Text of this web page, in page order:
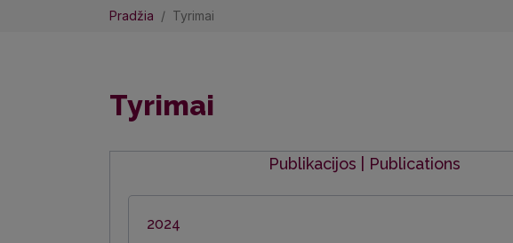
Pradžia Tyrimai
Tyrimai
Publikacijos | Publications
2024